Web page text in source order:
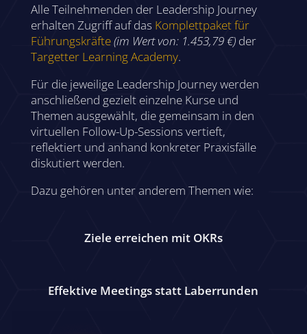
Alle Teilnehmenden der Leadership Journey
erhalten Zugriff auf das Komplettpaket für
Führungskräfte(im Wert von: 1.453,79 €) der
Targetter Learning Academy.
Für die jeweilige Leadership Journey werden
anschließend gezielt einzelne Kurse und
Themen ausgewählt, die gemeinsam in den
virtuellen Follow-Up-Sessions vertieft,
reflektiert und anhand konkreter Praxisfälle
diskutiert werden.
Dazu gehören unter anderem Themen wie:
Ziele erreichen mit OKRs
Effektive Meetings statt Laberrunden